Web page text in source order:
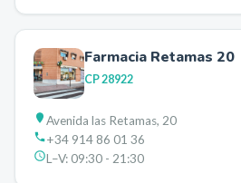
Farmacia Retamas 20
CP28922
Avenida las Retamas, 20
+34 914 86 01 36
L–V:09:30 - 21:30